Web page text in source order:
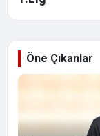
Öne Çıkanlar